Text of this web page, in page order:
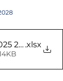
2028 (002)
.xlsx